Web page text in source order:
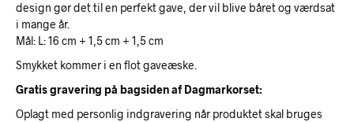
design gør det til en perfekt gave, der vil blive båret og værdsat
i mange år.
Mål: L: 16 cm + 1,5 cm + 1,5 cm
Smykket kommer i en flot gaveæske.
Gratis gravering på bagsiden af Dagmarkorset:
Oplagt med personlig indgravering når produktet skal bruges